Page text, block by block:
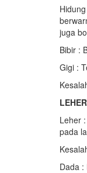
juga
Bibir :
Gigi :
Leher
pada
Dada :